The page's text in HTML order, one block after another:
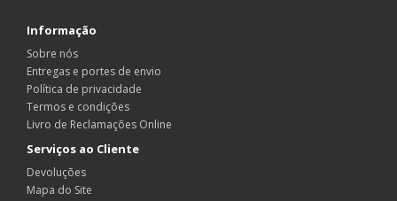
Informação
Sobre nós
Entregas e portes de envio
Política de privacidade
Termos e condições
Livro de Reclamações Online
Serviços ao Cliente
Devoluções
Mapa do Site